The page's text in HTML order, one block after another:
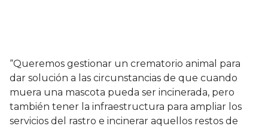
“Queremos gestionar un crematorio animal para
dar solución a las circunstancias de que cuando
muera una mascota pueda ser incinerada, pero
también tener la infraestructura para ampliar los
servicios del rastro e incinerar aquellos restos de